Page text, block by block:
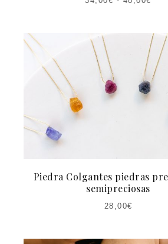
Piedra Colgantes piedras
semipreciosas
28,00€